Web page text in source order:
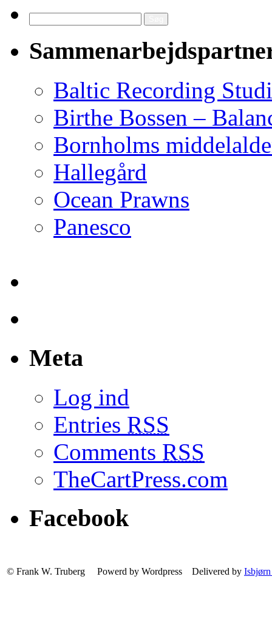
efter:
Baltic Recording
Birthe Bossen –
Bornholms
Hallegård
Ocean Prawns
Panesco
Meta
Log ind
Entries RSS
Comments RSS
TheCartPress.com
Facebook
© Frank W. Truberg Powerd by Wordpress Delivered by